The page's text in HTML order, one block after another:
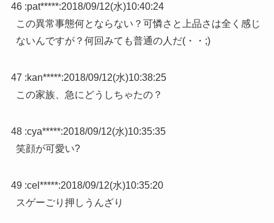
46 :pat*****:2018/09/12(水)10:40:24
この異常事態何とならない？可憐さと上品さは全く感じ
ないんですが？何回みても普通の人だ(・・;)
47 :kan*****:2018/09/12(水)10:38:25
この家族、急にどうしちゃたの？
48 :cya*****:2018/09/12(水)10:35:35
笑顔が可愛い?
49 :cel*****:2018/09/12(水)10:35:20
スゲーごり押しうんざり